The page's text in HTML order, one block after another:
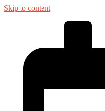
Skip to content